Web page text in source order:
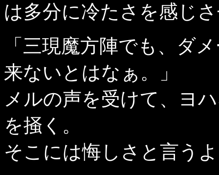
は多分に冷たさを感じ
「三現魔方陣でも、ダ
来ないとはなぁ。」
メルの声を受けて、ヨ
を掻く。
そこには悔しさと言う